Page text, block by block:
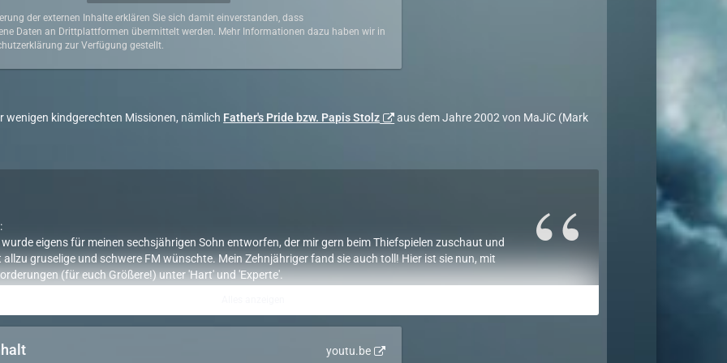
der externen Inhalte erklären Sie sich damit einverstanden, dass
Daten an Drittplattformen übermittelt werden. Mehr Informationen dazu haben wir in
zur Verfügung gestellt.
wenigen kindgerechten Missionen, nämlich Father's Pride bzw. Papis Stolz
aus dem Jahre 2002 von MaJiC (Mark
wurde eigens für meinen sechsjährigen Sohn entworfen, der mir gern beim Thiefspielen zuschaut und
allzu gruselige und schwere FM wünschte. Mein Zehnjähriger fand sie auch toll! Hier ist sie nun, mit
(für euch Größere!) unter 'Hart' und 'Experte'.
wurde alsbald an reiche Edelleute der Stadt versteigert. Nur noch eines ist übrig: Ein Gemälde namens
youtu.be